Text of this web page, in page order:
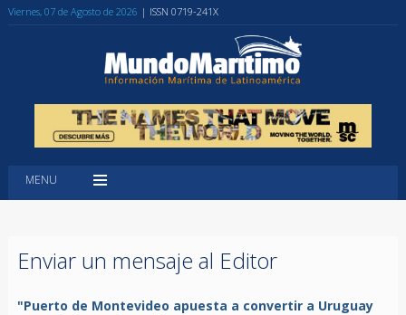
Viernes, 07 de Agosto de 2026 | ISSN 0719-241X
MENU
Enviar un mensaje al Editor
"Puerto de Montevideo apuesta a convertir a Uruguay